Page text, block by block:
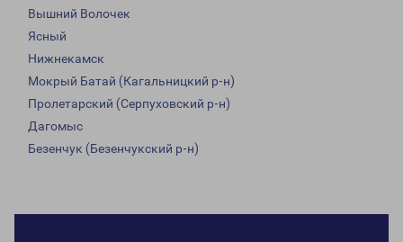
Вышний Волочек
Ясный
Нижнекамск
Мокрый Батай (Кагальницкий р-н)
Пролетарский (Серпуховский р-н)
Дагомыс
Безенчук (Безенчукский р-н)